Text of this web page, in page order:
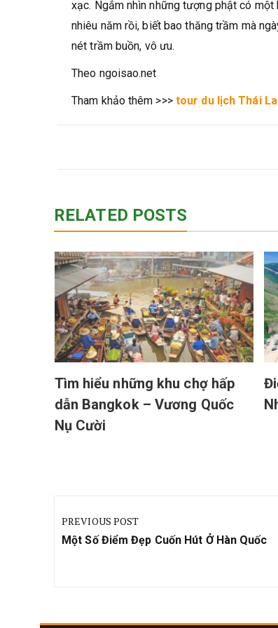
xạc. Ngắm nhìn những tượng phật có
nhiêu năm rồi, biết bao thăng trầm mà
nét trầm buồn, vô ưu.
Theo ngoisao.net
Tham khảo thêm >>> tour du lịch Thái
RELATED POSTS
Tìm hiểu những khu chợ hấp
dẫn Bangkok – Vương Quốc
Nụ Cười
hướng
bài
PREVIOUS POST
Previous
Một Số Điểm Đẹp Cuốn Hút Ở Hàn Quốc